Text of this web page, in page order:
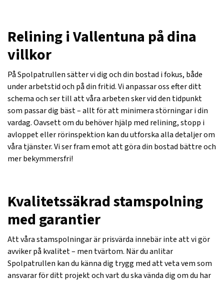
Relining i Vallentuna på dina
villkor
På Spolpatrullen sätter vi dig och din bostad i fokus, både
under arbetstid och på din fritid. Vi anpassar oss efter ditt
schema och ser till att våra arbeten sker vid den tidpunkt
som passar dig bäst – allt för att minimera störningar i din
vardag. Oavsett om du behöver hjälp med relining, stopp i
avloppet eller rörinspektion kan du utforska alla detaljer om
våra tjänster. Vi ser fram emot att göra din bostad bättre och
mer bekymmersfri!
Kvalitetssäkrad stamspolning
med garantier
Att våra stamspolningar är prisvärda innebär inte att vi gör
avviker på kvalitet – men tvärtom. När du anlitar
Spolpatrullen kan du känna dig trygg med att veta vem som
ansvarar för ditt projekt och vart du ska vända dig om du har